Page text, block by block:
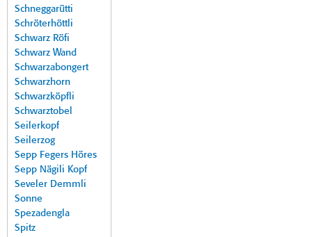
Schneggarütti
Schröterhöttli
Schwarz Röfi
Schwarz Wand
Schwarzabongert
Schwarzhorn
Schwarzköpfli
Schwarztobel
Seilerkopf
Seilerzog
Sepp Fegers Höres
Sepp Nägili Kopf
Seveler Demmli
Sonne
Spezadengla
Spitz